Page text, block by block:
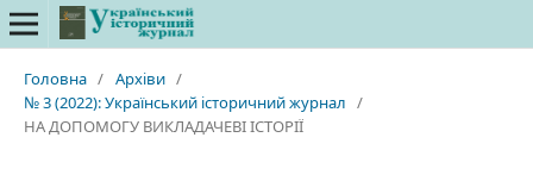
Головна / Архіви /
№ 3 (2022): Український історичний журнал /
НА ДОПОМОГУ ВИКЛАДАЧЕВІ ІСТОРІЇ